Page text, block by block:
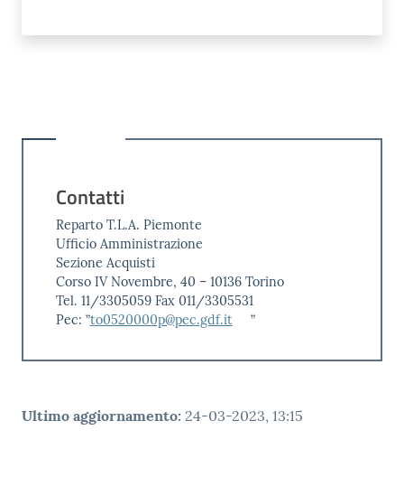
Contatti
Reparto T.L.A. Piemonte
Ufficio Amministrazione
Sezione Acquisti
Corso IV Novembre, 40 – 10136 Torino
Tel. 11/3305059 Fax 011/3305531
Pec: ”to0520000p@pec.gdf.it ”
Ultimo aggiornamento: 24-03-2023, 13:15